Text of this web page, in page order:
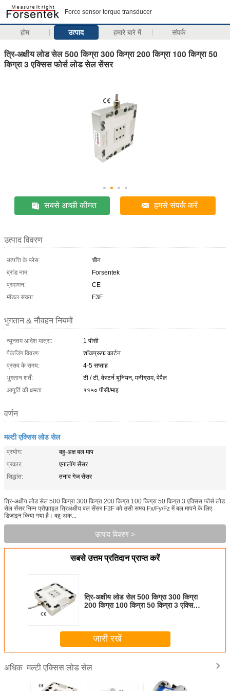
Force sensor torque transducer
होम उत्पाद हमारे बारे में संपर्क
त्रि-अक्षीय लोड सेल 500 किग्रा 300 किग्रा 200 किग्रा 100 किग्रा 50
किग्रा 3 एक्सिस फोर्स लोड सेल सेंसर
सबसे अच्छी कीमत हमसे संपर्क करें
उत्पाद विवरण
उत्पत्ति के प्लेस:
चीन
ब्रांड नाम:
Forsentek
प्रमाणन:
CE
मॉडल संख्या:
F3F
भुगतान & नौवहन नियमों
न्यूनतम आदेश मात्रा:
1 पीसी
पैकेजिंग विवरण:
शॉकप्रूफ कार्टन
प्रसव के समय:
4-5 सप्ताह
भुगतान शर्तें:
टी / टी, वेस्टर्न यूनियन, मनीग्राम, पेपैल
आपूर्ति की क्षमता:
११५० पीसी/माह
वर्णन
मल्टी एक्सिस लोड सेल
प्रयोग:
बहु-अक्ष बल माप
प्रकार:
एनालॉग सेंसर
सिद्धांत:
तनाव गेज सेंसर
त्रि-अक्षीय लोड सेल 500 किग्रा 300 किग्रा 200 किग्रा 100 किग्रा 50 किग्रा 3 एक्सिस फोर्स लोड
सेल सेंसर निम्न प्रोफ़ाइल त्रिअक्षीय बल सेंसर F3F को उसी समय Fx/Fy/Fz में बल मापने के लिए
डिज़ाइन किया गया है। बहु-अक...
उत्पाद विवरण >
सबसे उत्तम प्रतिदान प्राप्त करें
त्रि-अक्षीय लोड सेल 500 किग्रा 300 किग्रा
200 किग्रा 100 किग्रा 50 किग्रा 3 एक्सिस
जारी रखें
अधिक मल्टी एक्सिस लोड सेल